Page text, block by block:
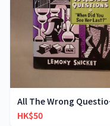
All
HK$50